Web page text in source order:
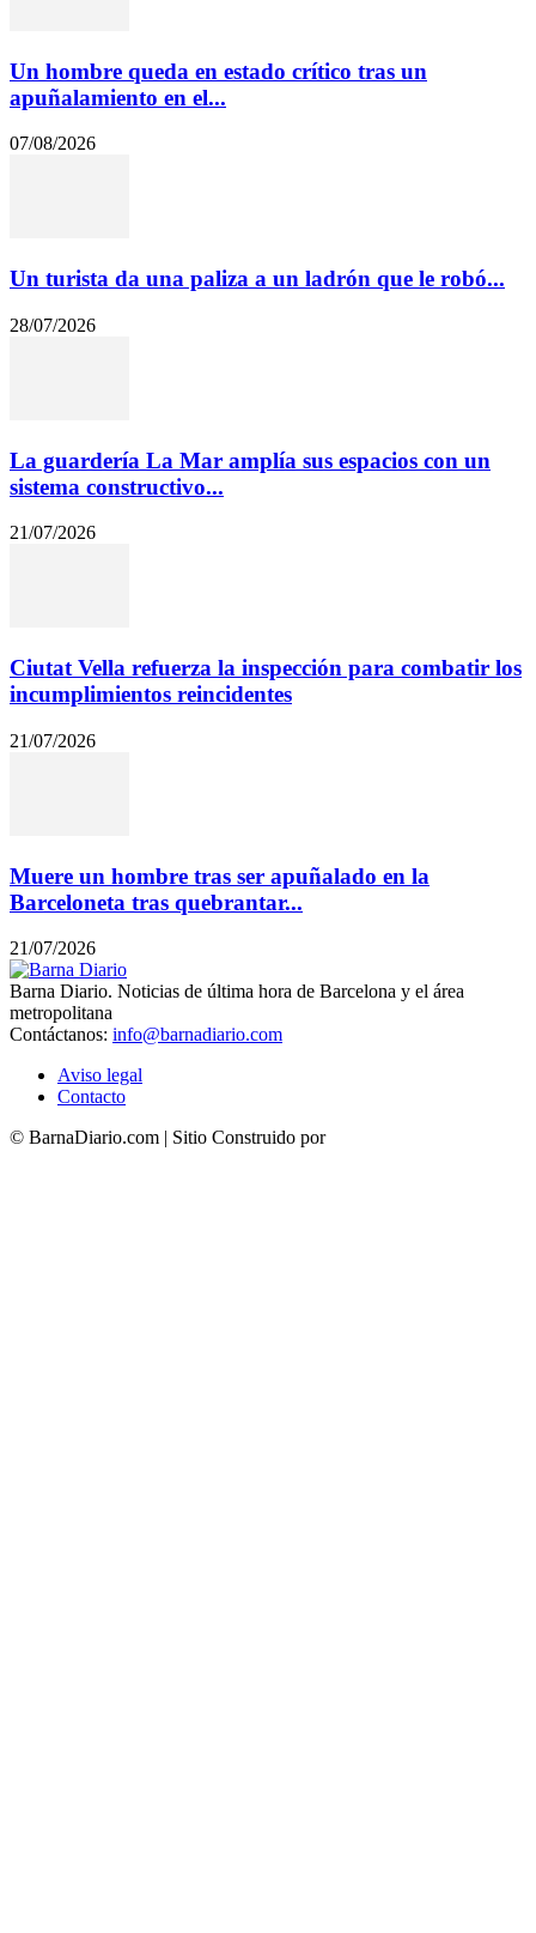
Un hombre queda en estado crítico tras un
apuñalamiento en el...
07/08/2026
Un turista da una paliza a un ladrón que le robó...
28/07/2026
La guardería La Mar amplía sus espacios con un
sistema constructivo...
21/07/2026
Ciutat Vella refuerza la inspección para combatir los
incumplimientos reincidentes
21/07/2026
Muere un hombre tras ser apuñalado en la
Barceloneta tras quebrantar...
21/07/2026
Barna Diario. Noticias de última hora de Barcelona y el área
metropolitana
Contáctanos: info@barnadiario.com
Aviso legal
Contacto
© BarnaDiario.com | Sitio Construido por